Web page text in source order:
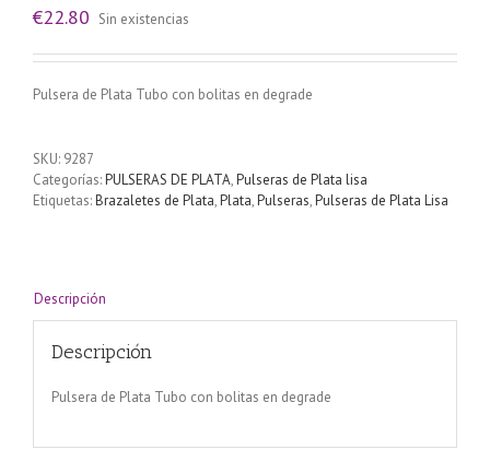
€22.80 Sin existencias
Pulsera de Plata Tubo con bolitas en degrade
SKU: 9287
Categorías:PULSERAS DE PLATA,Pulseras de Plata lisa
Etiquetas:Brazaletes de Plata,Plata,Pulseras,Pulseras de Plata Lisa
Descripción
Descripción
Pulsera de Plata Tubo con bolitas en degrade